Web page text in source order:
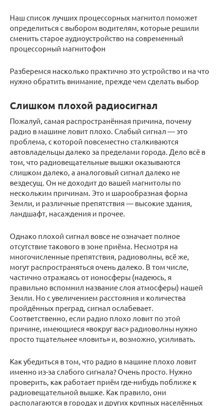
Наш список лучших процессорных магнитол поможет
определиться с выбором водителям, которые решили
сменить старое аудиоустройство на современный
процессорный магнитофон
Разберемся насколько практично это устройство и на что
нужно обратить внимание, прежде чем сделать выбор
Слишком плохой радиосигнал
Пожалуй, самая распространённая причина, почему
радио в машине ловит плохо. Слабый сигнал — это
проблема, с которой повсеместно сталкиваются
автовладельцы далеко за пределами города. Дело всё в
том, что радиовещательные вышки оказываются
слишком далеко, а аналоговый сигнал далеко не
вездесущ. Он не доходит до вашей магнитолы по
нескольким причинам. Это и шарообразная форма
Земли, и различные препятствия — высокие здания,
ландшафт, насаждения и прочее.
Однако плохой сигнал вовсе не означает полное
отсутствие такового в зоне приёма. Несмотря на
многочисленные препятствия, радиоволны, всё же,
могут распространяться очень далеко. В том числе,
частично отражаясь от ионосферы (надеюсь, я
правильно вспомнил название слоя атмосферы) нашей
Земли. Но с увеличением расстояния и количества
пройдённых преград, сигнал ослабевает.
Соответственно, если радио плохо ловит по этой
причине, имеющиеся «вокруг вас» радиоволны нужно
просто тщательнее «ловить» и, возможно, усиливать.
Как убедиться в том, что радио в машине плохо ловит
именно из-за слабого сигнала? Очень просто. Нужно
проверить, как работает приём где-нибудь поближе к
радиовещательной вышке. Как правило, они
располагаются в городах и других крупных населённых